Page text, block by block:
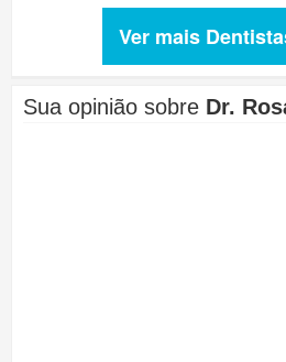
Ver mais
Sua opinião sobre Dr.